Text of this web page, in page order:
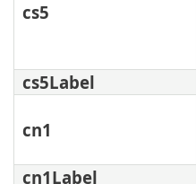
cs5
cs5Label
cn1
cn1Label